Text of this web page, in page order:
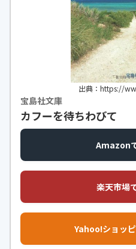
出典：https://
宝島社文庫
カフーを待ちわびて
Amazon
楽天市場
Yahoo!ショッ